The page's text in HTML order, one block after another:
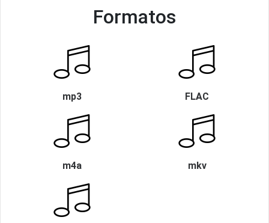
Formatos
mp3 FLAC
m4a mkv